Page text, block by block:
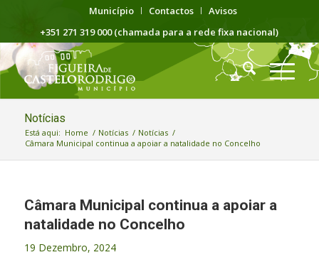
Município Contactos
Avisos
+351 271 319 000 (chamada para a rede fixa nacional)
Notícias
Está aqui: Home / Notícias / Notícias /
Câmara Municipal continua a apoiar a natalidade no Concelho
Câmara Municipal continua a apoiar a
natalidade no Concelho
19 Dezembro, 2024